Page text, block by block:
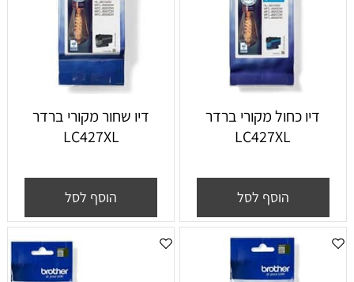
דיו כחול מקורי ברדר
LC427XL
הוסף לסל
דיו שחור מקורי ברדר
LC427XL
הוסף לסל